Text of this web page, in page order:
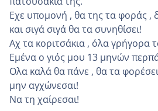
Εχε υπομονή , θα της τα φοράς ,
και σιγά σιγά θα τα συνηθίσει!
Αχ τα κοριτσάκια , όλα γρήγορα
Εμένα ο γιός μου 13 μηνών
Ολα καλά θα πάνε , θα τα φορέσει
μην αγχώνεσαι!
Να τη χαίρεσαι!